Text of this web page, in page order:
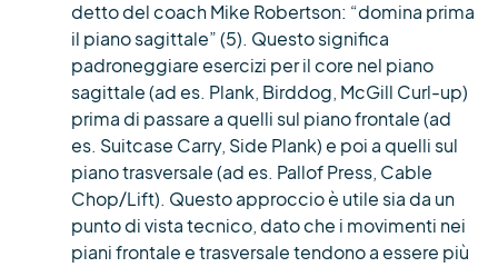
detto del coach Mike Robertson: “domina prima
il piano sagittale” (5). Questo significa
padroneggiare esercizi per il core nel piano
sagittale (ad es. Plank, Birddog, McGill Curl-up)
prima di passare a quelli sul piano frontale (ad
es. Suitcase Carry, Side Plank) e poi a quelli sul
piano trasversale (ad es. Pallof Press, Cable
Chop/Lift). Questo approccio è utile sia da un
punto di vista tecnico, dato che i movimenti nei
piani frontale e trasversale tendono a essere più